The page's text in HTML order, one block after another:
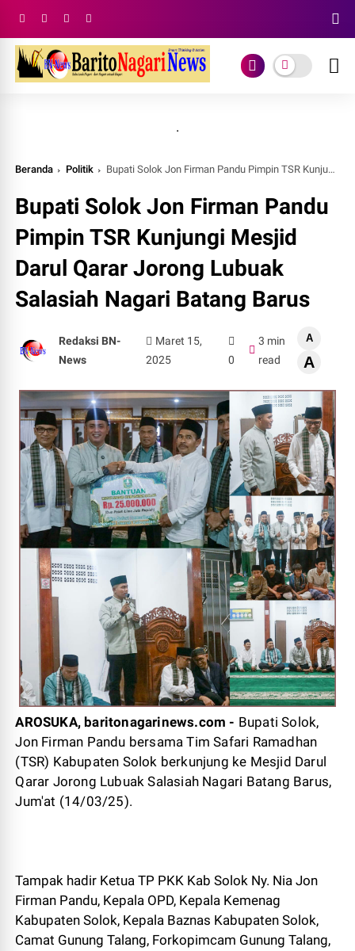
.
Beranda Politik Bupati Solok Jon Firman Pandu Pimpin TSR Kunjungi Mesjid Darul Qarar Jorong Lubuak Salasiah Nagari Batang Barus
Bupati Solok Jon Firman Pandu
Pimpin TSR Kunjungi Mesjid
Darul Qarar Jorong Lubuak
Salasiah Nagari Batang Barus
Redaksi BN-
News
Maret 15,
2025
0
3 min
read
A
A
AROSUKA, baritonagarinews.com - Bupati Solok,
Jon Firman Pandu bersama Tim Safari Ramadhan
(TSR) Kabupaten Solok berkunjung ke Mesjid Darul
Qarar Jorong Lubuak Salasiah Nagari Batang Barus,
Jum'at (14/03/25).
Tampak hadir Ketua TP PKK Kab Solok Ny. Nia Jon
Firman Pandu, Kepala OPD, Kepala Kemenag
Kabupaten Solok, Kepala Baznas Kabupaten Solok,
Camat Gunung Talang, Forkopimcam Gunung Talang,